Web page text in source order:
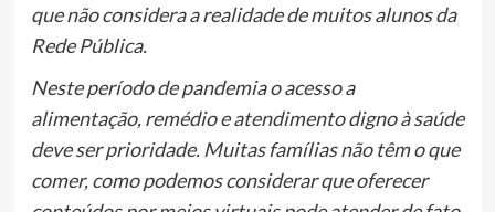
que não considera a realidade de muitos alunos da
Rede Pública.
Neste período de pandemia o acesso a
alimentação, remédio e atendimento digno à saúde
deve ser prioridade. Muitas famílias não têm o que
comer, como podemos considerar que oferecer